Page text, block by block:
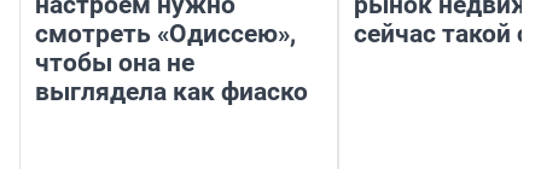
смотреть «Одиссею»,
чтобы она не
выглядела как фиаско
сейчас такой